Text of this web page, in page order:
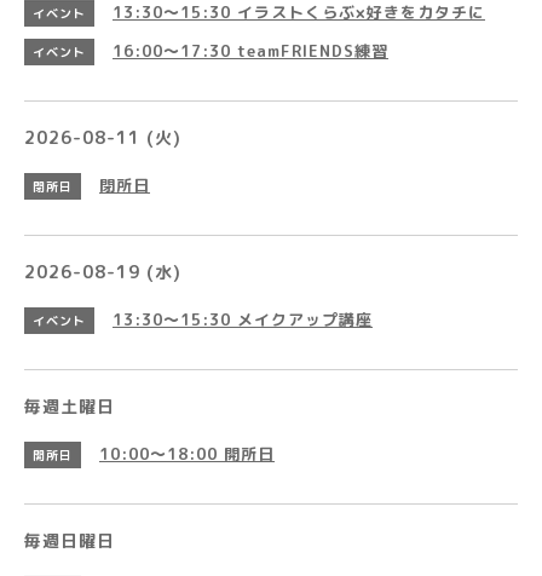
イベント 13:30～15:30 イラストくらぶ×好きをカタチに
イベント 16:00～17:30 teamFRIENDS練習
2026-08-11 (火)
閉所日 閉所日
2026-08-19 (水)
イベント 13:30～15:30 メイクアップ講座
毎週土曜日
開所日 10:00～18:00 開所日
毎週日曜日